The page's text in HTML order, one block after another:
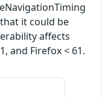
it could be
affects
and Firefox < 61.